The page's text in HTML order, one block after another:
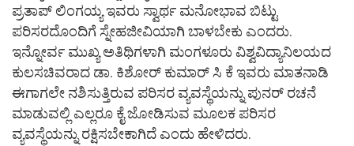
ಪ್ರತಾಪ್‌ ಲಿಂಗಯ್ಯ ಇವರು ಸ್ವಾರ್ಥ ಮನೋಭಾವ ಬಿಟ್ಟು
ಪರಿಸರದೊಂದಿಗೆ ಸ್ನೇಹಜೀವಿಯಾಗಿ ಬಾಳಬೇಕು ಎಂದರು.
ಇನ್ನೋರ್ವ ಮುಖ್ಯ ಅತಿಥಿಗಳಾಗಿ ಮಂಗಳೂರು ವಿಶ್ವವಿದ್ಯಾನಿಲಯದ
ಕುಲಸಚಿವರಾದ ಡಾ. ಕಿಶೋರ್‌ ಕುಮಾರ್‌ ಸಿ ಕೆ ಇವರು ಮಾತನಾಡಿ
ಈಗಾಗಲೇ ನಶಿಸುತ್ತಿರುವ ಪರಿಸರ ವ್ಯವಸ್ಥೆಯನ್ನು ಪುನರ್‌ ರಚನೆ
ಮಾಡುವಲ್ಲಿ ಎಲ್ಲರೂ ಕೈ ಜೋಡಿಸುವ ಮೂಲಕ ಪರಿಸರ
ವ್ಯವಸ್ಥೆಯನ್ನು ರಕ್ಷಿಸಬೇಕಾಗಿದೆ ಎಂದು ಹೇಳಿದರು.